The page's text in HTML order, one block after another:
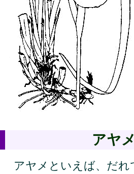
アヤメ
アヤメといえば、だれ